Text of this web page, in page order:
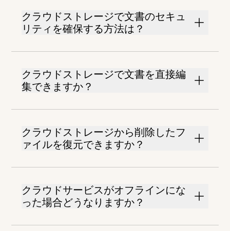
クラウドストレージで文書のセキュ
リティを確保する方法は？
クラウドストレージで文書を直接編
集できますか？
クラウドストレージから削除したフ
ァイルを復元できますか？
クラウドサービスがオフラインにな
った場合どうなりますか？